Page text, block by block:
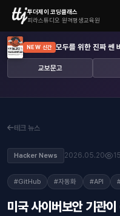
투더제이 코딩클래스
피라스튜디오 원격평생교육원
NEW 신간 모두를 위한 진짜 쎈
교보문고
테크 뉴스
Hacker News 2026.05.20
#GitHub #자동화 #API
미국 사이버보안 기관